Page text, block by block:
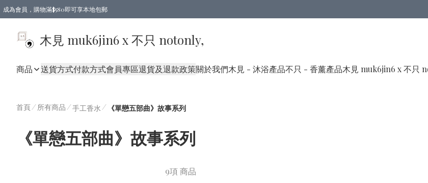
成為會員，購物滿$580即可享本地包郵
木見 muk6jin6 x 不只 notonly,
商品 送貨方式付款方式會員專區退貨及退款政策關於我們木見 - 沐浴產品不只 - 香薰產品木見 muk6jin6 x 不只
首頁/ 所有商品 /手工香水 / 《單戀五部曲》故事系列
《單戀五部曲》故事系列
9項 商品